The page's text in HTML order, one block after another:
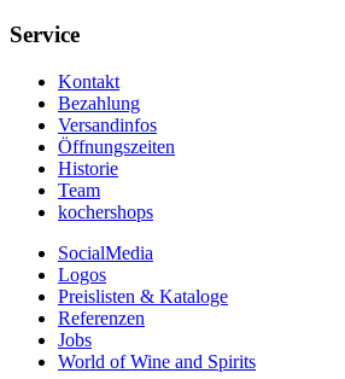
Service
Kontakt
Bezahlung
Versandinfos
Öffnungszeiten
Historie
Team
kochershops
SocialMedia
Logos
Preislisten & Kataloge
Referenzen
Jobs
World of Wine and Spirits